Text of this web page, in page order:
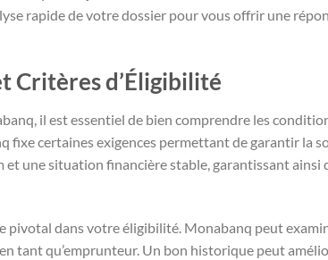
rapide de votre dossier pour vous offrir une
Critères d’Éligibilité
il est essentiel de bien comprendre les
fixe certaines exigences permettant de garantir la
une situation financière stable, garantissant ainsi
dans votre éligibilité. Monabanq peut
tant qu’emprunteur. Un bon historique peut